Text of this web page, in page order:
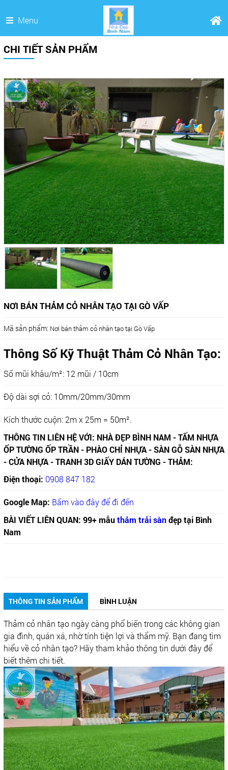
Menu
CHI TIẾT SẢN PHẨM
NƠI BÁN THẢM CỎ NHÂN TẠO TẠI GÒ VẤP
Mã sản phẩm: Nơi bán thảm cỏ nhân tạo tại Gò Vấp
Thông Số Kỹ Thuật Thảm Cỏ Nhân Tạo:
Số mũi khâu/m²: 12 mũi / 10cm
Độ dài sợi cỏ: 10mm/20mm/30mm
Kích thước cuộn: 2m x 25m = 50m².
THÔNG TIN LIÊN HỆ VỚI: NHÀ ĐẸP BÌNH NAM - TẤM NHỰA
ỐP TƯỜNG ỐP TRẦN - PHÀO CHỈ NHỰA - SÀN GỖ SÀN NHỰA
- CỬA NHỰA - TRANH 3D GIẤY DÁN TƯỜNG - THẢM:
Điện thoại: 0908 847 182
Google Map: Bấm vào đây để đi đến
BÀI VIẾT LIÊN QUAN: 99+ mẫuthảm trải sànđẹp tại Bình
Nam
THÔNG TIN SẢN PHẨM BÌNH LUẬN
Thảm cỏ nhân tạo ngày càng phổ biến trong các không gian
gia đình, quán xá, nhờ tính tiện lợi và thẩm mỹ. Bạn đang tìm
hiểu về cỏ nhân tạo? Hãy tham khảo thông tin dưới đây để
biết thêm chi tiết.